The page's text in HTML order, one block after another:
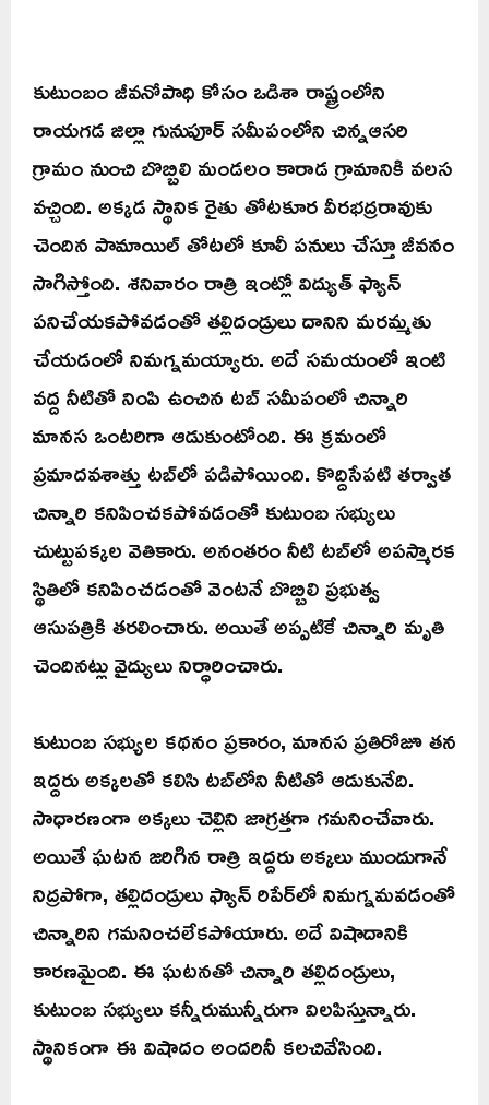
కుటుంబం జీవనోపాధి కోసం ఒడిశా రాష్ట్రంలోని
రాయగడ జిల్లా గునుపూర్ సమీపంలోని చిన్నఆసరి
గ్రామం నుంచి బొబ్బిలి మండలం కారాడ గ్రామానికి వలస
వచ్చింది. అక్కడ స్థానిక రైతు తోటకూర వీరభద్రరావుకు
చెందిన పామాయిల్ తోటలో కూలీ పనులు చేస్తూ జీవనం
సాగిస్తోంది. శనివారం రాత్రి ఇంట్లో విద్యుత్ ఫ్యాన్
పనిచేయకపోవడంతో తల్లిదండ్రులు దానిని మరమ్మతు
చేయడంలో నిమగ్నమయ్యారు. అదే సమయంలో ఇంటి
వద్ద నీటితో నింపి ఉంచిన టబ్ సమీపంలో చిన్నారి
మానస ఒంటరిగా ఆడుకుంటోంది. ఈ క్రమంలో
ప్రమాదవశాత్తు టబ్‌లో పడిపోయింది. కొద్దిసేపటి తర్వాత
చిన్నారి కనిపించకపోవడంతో కుటుంబ సభ్యులు
చుట్టుపక్కల వెతికారు. అనంతరం నీటి టబ్‌లో అపస్మారక
స్థితిలో కనిపించడంతో వెంటనే బొబ్బిలి ప్రభుత్వ
ఆసుపత్రికి తరలించారు. అయితే అప్పటికే చిన్నారి మృతి
చెందినట్లు వైద్యులు నిర్ధారించారు.
కుటుంబ సభ్యుల కథనం ప్రకారం, మానస ప్రతిరోజూ తన
ఇద్దరు అక్కలతో కలిసి టబ్‌లోని నీటితో ఆడుకునేది.
సాధారణంగా అక్కలు చెల్లిని జాగ్రత్తగా గమనించేవారు.
అయితే ఘటన జరిగిన రాత్రి ఇద్దరు అక్కలు ముందుగానే
నిద్రపోగా, తల్లిదండ్రులు ఫ్యాన్ రిపేర్‌లో నిమగ్నమవడంతో
చిన్నారిని గమనించలేకపోయారు. అదే విషాదానికి
కారణమైంది. ఈ ఘటనతో చిన్నారి తల్లిదండ్రులు,
కుటుంబ సభ్యులు కన్నీరుమున్నీరుగా విలపిస్తున్నారు.
స్థానికంగా ఈ విషాదం అందరినీ కలచివేసింది.